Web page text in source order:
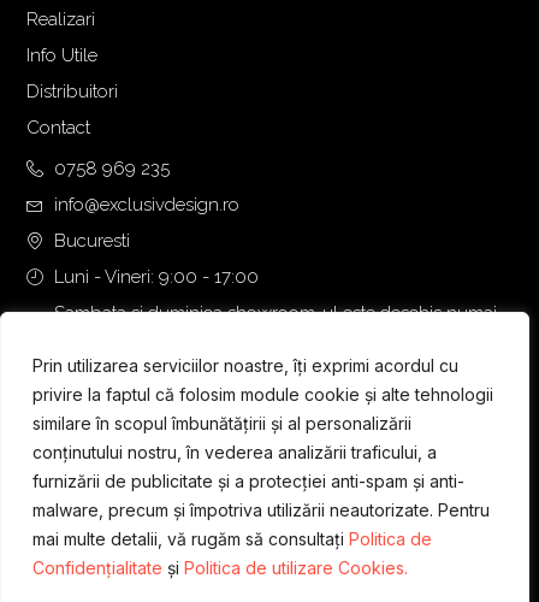
Prin utilizarea serviciilor noastre, îți exprimi acordul cu
privire la faptul că folosim module cookie și alte tehnologii
similare în scopul îmbunătățirii și al personalizării
conținutului nostru, în vederea analizării traficului, a
furnizării de publicitate și a protecției anti-spam și anti-
malware, precum și împotriva utilizării neautorizate. Pentru
mai multe detalii, vă rugăm să consultați Politica de
Confidențialitate și Politica de utilizare Cookies.
Realizari
Info Utile
Distribuitori
Contact
0758 969 235
info@exclusivdesign.ro
Bucuresti
Luni - Vineri: 9:00 - 17:00
Sambata si duminica showroom-ul este deschis numai